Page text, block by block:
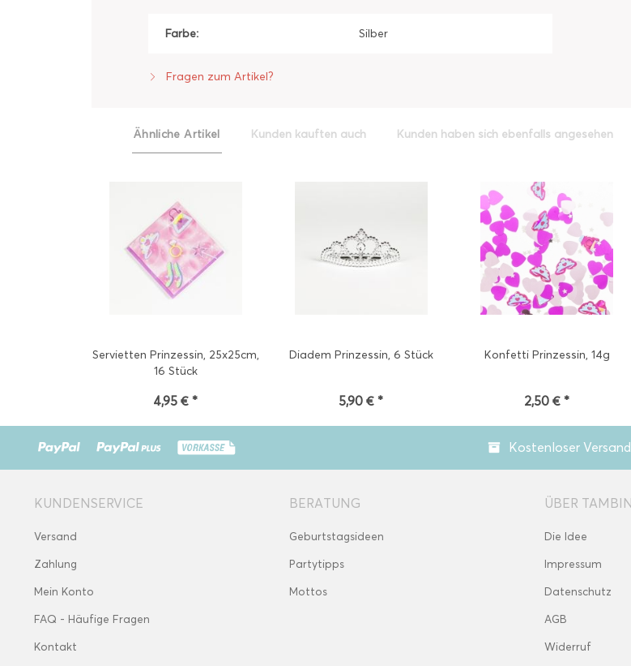
Farbe: Silber
Fragen zum Artikel?
Ähnliche Artikel Kunden kauften auch Kunden haben sich ebenfalls angesehen
Servietten Prinzessin, 25x25cm,
16 Stück
4,95 € *
Diadem Prinzessin, 6 Stück
5,90 € *
Konfetti Prinzessin, 14g
2,50 € *
Kostenloser
KUNDENSERVICE
Versand
Zahlung
Mein Konto
FAQ - Häufige Fragen
Kontakt
BERATUNG
Geburtstagsideen
Partytipps
Mottos
ÜBER
Die Idee
Impressum
Datenschutz
AGB
Widerruf